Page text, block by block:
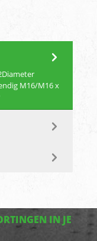
M16/M16 x
IN JE